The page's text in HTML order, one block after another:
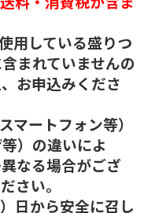
用している盛りつ
まれていませんの
お申込みくださ
マートフォン等）
）の違いによ
なる場合がござ
さい。
日から安全に召し